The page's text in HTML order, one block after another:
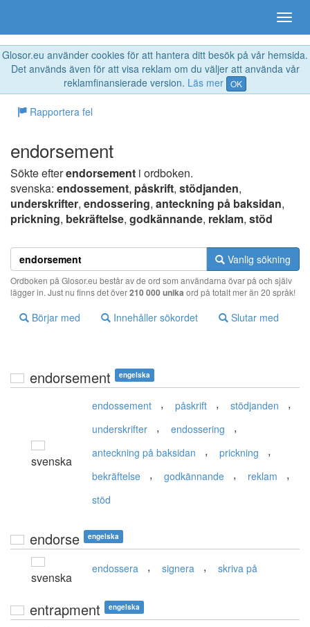
Glosor.eu använder cookies för att hantera ditt besök på vår hemsida.
Det används även för att visa reklam om du väljer att använda vår
reklamfinansierade version. Läs mer OK
Rapportera fel
endorsement
Sökte efterendorsement i ordboken.
svenska: endossement, påskrift, stödjanden,
underskrifter, endossering, anteckning på baksidan,
prickning, bekräftelse, godkännande, reklam, stöd
Vanlig sökning
Ordboken på Glosor.eu består av de ord som användarna övar på och själv
lägger in. Just nu finns det över210 000 unika ord på totalt mer än 20 språk!
Börjar med Innehåller sökordet Slutar med
endorsement engelska
svenska
endossement , påskrift , stödjanden ,
underskrifter , endossering ,
anteckning på baksidan , prickning ,
bekräftelse , godkännande , reklam ,
stöd
endorse engelska
svenska
endossera , signera , skriva på
entrapment engelska